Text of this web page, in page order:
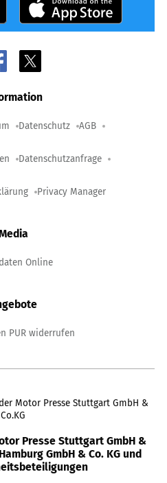
Datenschutz AGB
Datenschutzanfrage
Privacy Manager
Online
PUR widerrufen
Motor Presse Stuttgart GmbH &
Co.KG
Presse Stuttgart GmbH &
GmbH & Co. KG und